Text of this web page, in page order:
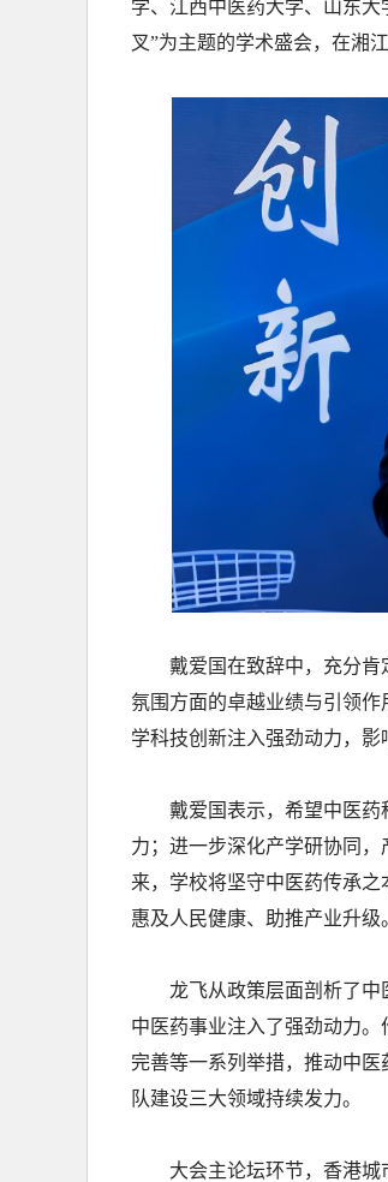
学、江西中医药大学、山东
叉”为主题的学术盛会，在湘
戴爱国在致辞中，充分
氛围方面的卓越业绩与引领
学科技创新注入强劲动力，影
戴爱国表示，希望中医
力；进一步深化产学研协同
来，学校将坚守中医药传承
惠及人民健康、助推产业升级
龙飞从政策层面剖析了
中医药事业注入了强劲动力
完善等一系列举措，推动中
队建设三大领域持续发力。
大会主论坛环节，香港